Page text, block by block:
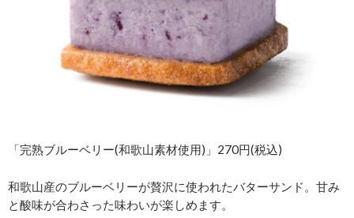
「完熟ブルーベリー(和歌山素材使用)」270円(税込)
和歌山産のブルーベリーが贅沢に使われたバターサンド。甘み
と酸味が合わさった味わいが楽しめます。